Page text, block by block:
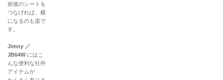
前後のシートを
つなげれば、横
になるのも楽で
す。
Jimny ／
JB64Wにはこ
んな便利な社外
アイテムが